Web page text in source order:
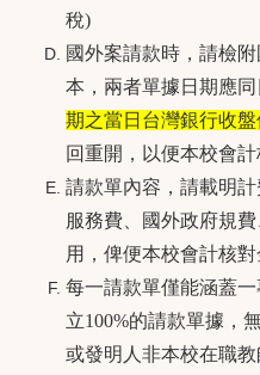
稅)
國外案請款時，請檢
本，兩者單據日期應同
期之當日台灣銀行收盤
回重開，以便本校會計
請款單內容，請載明
服務費、國外政府規
用，俾便本校會計核對
每一請款單僅能涵蓋
立100%的請款單據，
或發明人非本校在職